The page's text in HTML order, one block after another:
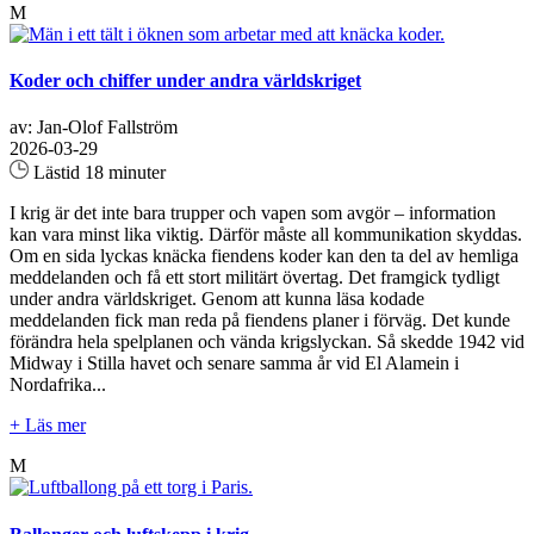
M
Koder och chiffer under andra världskriget
av: Jan-Olof Fallström
2026-03-29
Lästid 18 minuter
I krig är det inte bara trupper och vapen som avgör – information
kan vara minst lika viktig. Därför måste all kommunikation skyddas.
Om en sida lyckas knäcka fiendens koder kan den ta del av hemliga
meddelanden och få ett stort militärt övertag. Det framgick tydligt
under andra världskriget. Genom att kunna läsa kodade
meddelanden fick man reda på fiendens planer i förväg. Det kunde
förändra hela spelplanen och vända krigslyckan. Så skedde 1942 vid
Midway i Stilla havet och senare samma år vid El Alamein i
Nordafrika...
+ Läs mer
M